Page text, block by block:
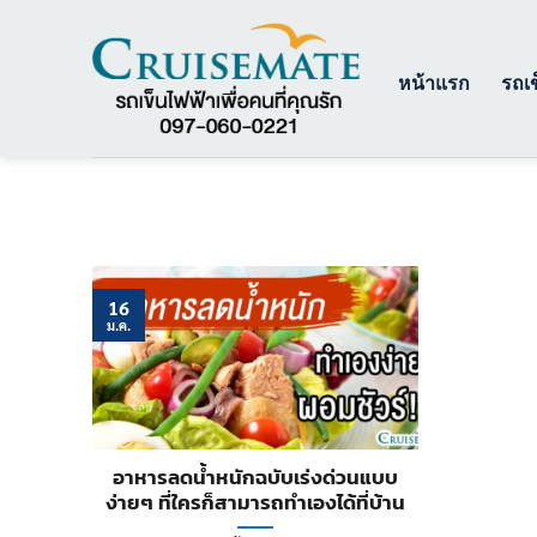
หน้าแรก รถ
อาหารลดน้ำหนักฉบับเร่งด่วนแบบ
ง่ายๆ ที่ใครก็สามารถทำเองได้ที่บ้าน
16
ม.ค.